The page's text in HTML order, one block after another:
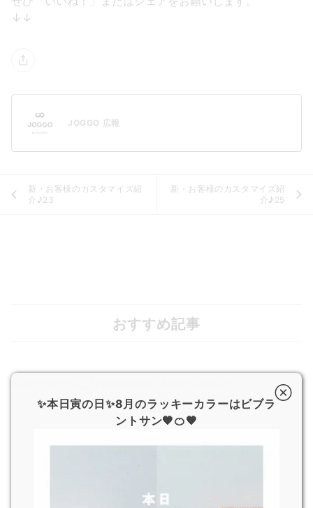
↓↓
JOGGO 広報
新・お客様のカスタマイズ紹
介♪23
新・お客様のカスタマイズ紹
介♪25
おすすめ記事
2026.7.29✨本日寅の日✨8月のラッキーカラーはビブラ
ントサン🧡🍊🧡